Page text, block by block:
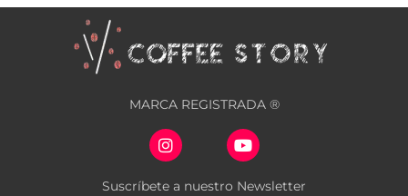
MARCA REGISTRADA ®
Suscríbete a nuestro Newsletter